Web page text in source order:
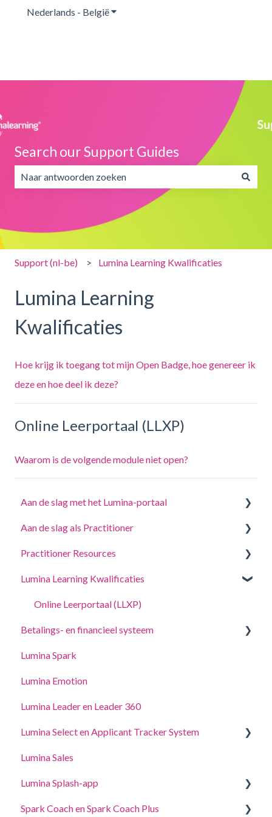
Nederlands - BelgiëSubmenu tonen voor vertalingen
Search our Support Guides
Er zijn geen suggesties want het zoekveld is leeg.
Support (nl-be) Lumina Learning Kwalificaties
Lumina Learning
Kwalificaties
Hoe krijg ik toegang tot mijn Open Badge, hoe genereer ik
deze en hoe deel ik deze?
Online Leerportaal (LLXP)
Waarom is de volgende module niet open?
Aan de slag met het Lumina-portaal
Beantwoord een vragenlijst of voltooi een taak
Log in op uw account
Jouw Portretten
Accountinstellingen wijzigen
Aan de slag als Practitioner
Een project aanmaken, deelnemers uitnodigen en
Practitioner Resources
Coaching- en workshopgidsen
Lumina Learning Kwalificaties
Online Leerportaal (LLXP)
Betalings- en financieel systeem
Punten kopen en transacties bekijken
Lumina Spark
Lumina Emotion
Lumina Leader en Leader 360
Lumina Select en Applicant Tracker System
Applicant Tracker System
Lumina Select Uitleg
Lumina Sales
Lumina Splash-app
Voor Deelnemers
Spark Coach en Spark Coach Plus